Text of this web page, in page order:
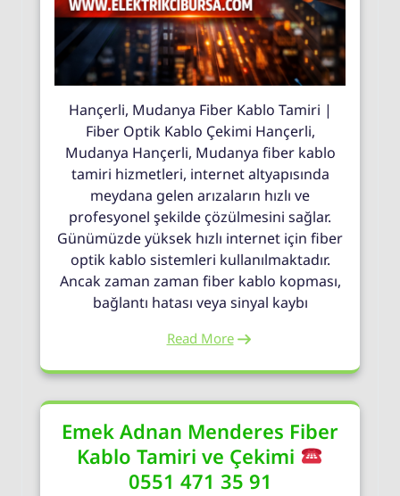
Hançerli, Mudanya Fiber Kablo Tamiri |
Fiber Optik Kablo Çekimi Hançerli,
Mudanya Hançerli, Mudanya fiber kablo
tamiri hizmetleri, internet altyapısında
meydana gelen arızaların hızlı ve
profesyonel şekilde çözülmesini sağlar.
Günümüzde yüksek hızlı internet için fiber
optik kablo sistemleri kullanılmaktadır.
Ancak zaman zaman fiber kablo kopması,
bağlantı hatası veya sinyal kaybı
Read More
Emek Adnan Menderes Fiber
Kablo Tamiri ve Çekimi
0551 471 35 91